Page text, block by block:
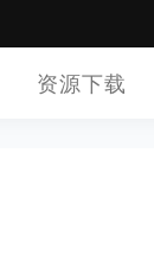
资源下载